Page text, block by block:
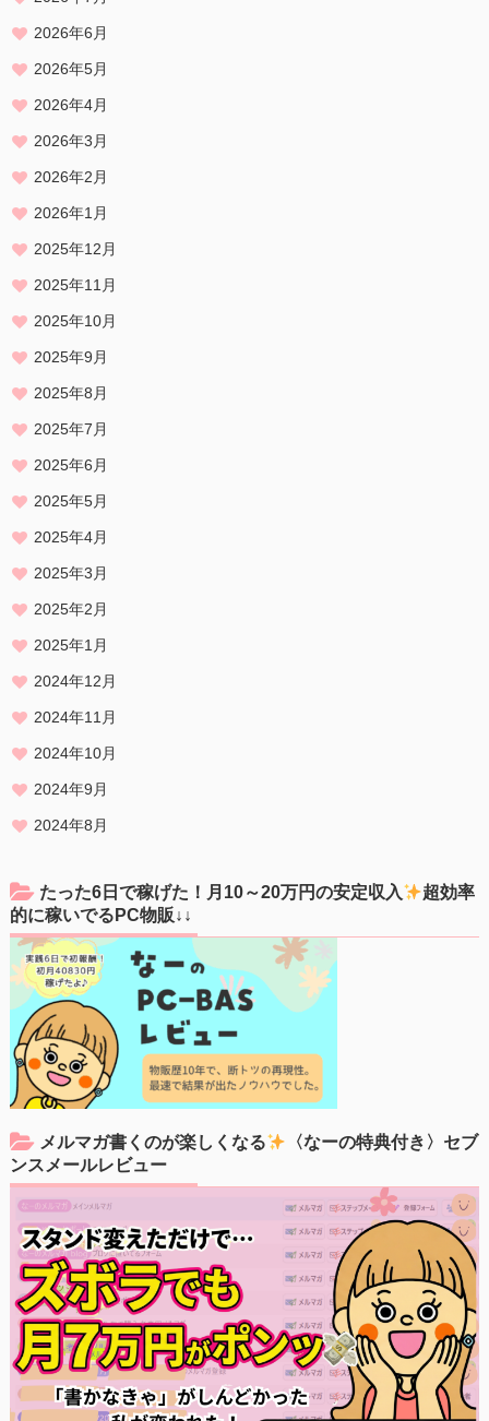
2026年6月
2026年5月
2026年4月
2026年3月
2026年2月
2026年1月
2025年12月
2025年11月
2025年10月
2025年9月
2025年8月
2025年7月
2025年6月
2025年5月
2025年4月
2025年3月
2025年2月
2025年1月
2024年12月
2024年11月
2024年10月
2024年9月
2024年8月
たった6日で稼げた！月10～20万円の安定収入
超効率
的に稼いでるPC物販↓↓
メルマガ書くのが楽しくなる
〈なーの特典付き〉セブ
ンスメールレビュー